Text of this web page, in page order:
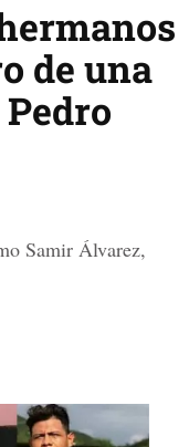
de una
Samir Álvarez,